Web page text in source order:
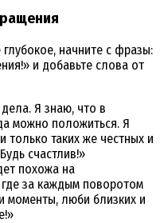
начните с фразы:
и добавьте слова от
Я знаю, что в
можно положиться. Я
только таких же честных и
счастлив!»
похожа на
за каждым поворотом
моменты, люби близких и